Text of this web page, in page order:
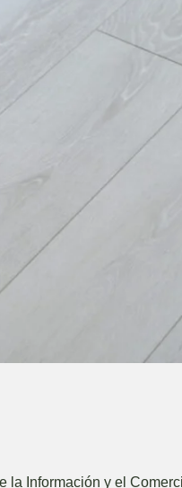
Información y el